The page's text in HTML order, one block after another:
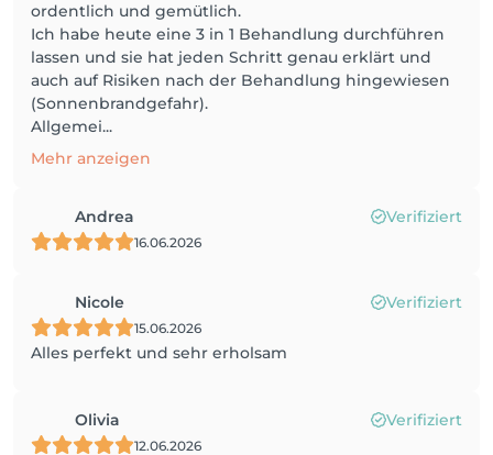
ordentlich und gemütlich.
Ich habe heute eine 3 in 1 Behandlung durchführen
lassen und sie hat jeden Schritt genau erklärt und
auch auf Risiken nach der Behandlung hingewiesen
(Sonnenbrandgefahr).
Allgemei...
Mehr anzeigen
Andrea Verifiziert
16.06.2026
Nicole Verifiziert
15.06.2026
Alles perfekt und sehr erholsam
Olivia Verifiziert
12.06.2026